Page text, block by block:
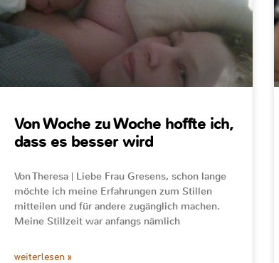
Von Woche zu Woche hoffte ich,
dass es besser wird
Von Theresa | Liebe Frau Gresens, schon lange
möchte ich meine Erfahrungen zum Stillen
mitteilen und für andere zugänglich machen.
Meine Stillzeit war anfangs nämlich
weiterlesen »